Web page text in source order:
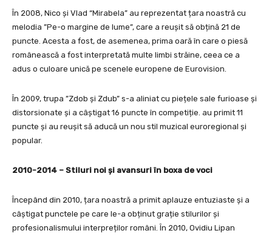
În 2008, Nico și Vlad “Mirabela” au reprezentat țara noastră cu
melodia ”Pe-o margine de lume”, care a reușit să obțină 21 de
puncte. Acesta a fost, de asemenea, prima oară în care o piesă
românească a fost interpretată multe limbi străine, ceea ce a
adus o culoare unică pe scenele europene de Eurovision.
În 2009, trupa ”Zdob și Zdub” s-a aliniat cu piețele sale furioase și
distorsionate și a câștigat 16 puncte în competiție. au primit 11
puncte și au reușit să aducă un nou stil muzical euroregional și
popular.
2010-2014 – Stiluri noi și avansuri în boxa de voci
Începând din 2010, țara noastră a primit aplauze entuziaste și a
câștigat punctele pe care le-a obținut grație stilurilor și
profesionalismului interpreților români. În 2010, Ovidiu Lipan